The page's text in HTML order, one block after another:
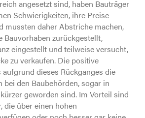
angesetzt sind, haben Bauträger
Schwierigkeiten, ihre Preise
mussten daher Abstriche machen,
Bauvorhaben zurückgestellt,
eingestellt und teilweise versucht,
zu verkaufen. Die positive
dieses Rückganges die
bei den Baubehörden, sogar in
geworden sind. Im Vorteil sind
die über einen hohen